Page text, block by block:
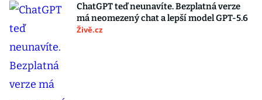
ChatGPT teď neunavíte. Bezplatná verze
má neomezený chat a lepší model GPT-5.6
Živě.cz